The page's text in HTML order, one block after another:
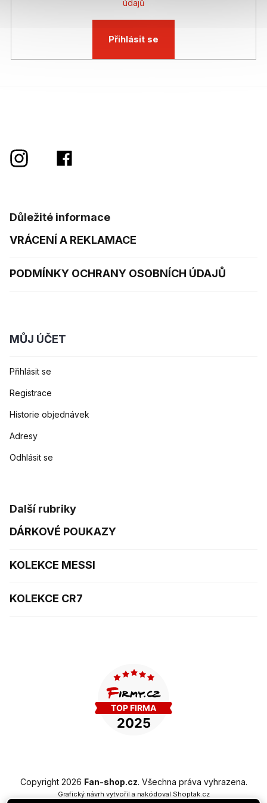
údajů
Přihlásit se
Důležité informace
VRÁCENÍ A REKLAMACE
PODMÍNKY OCHRANY OSOBNÍCH ÚDAJŮ
MŮJ ÚČET
Přihlásit se
Registrace
Historie objednávek
Adresy
Odhlásit se
Další rubriky
DÁRKOVÉ POUKAZY
KOLEKCE MESSI
KOLEKCE CR7
Copyright 2026 Fan-shop.cz. Všechna práva vyhrazena.
Grafický návrh vytvořil a nakódoval Shoptak.cz